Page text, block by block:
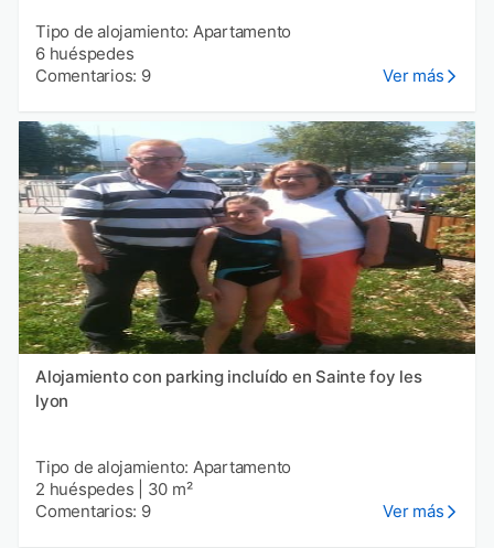
Tipo de alojamiento: Apartamento
6 huéspedes
Comentarios: 9
Ver más
Alojamiento con parking incluído en Sainte foy les
lyon
Tipo de alojamiento: Apartamento
2 huéspedes
30 m²
Comentarios: 9
Ver más